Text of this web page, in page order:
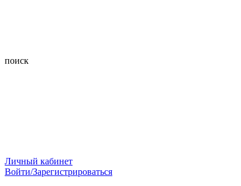
поиск
Личный кабинет
Войти/Зарегистрироваться